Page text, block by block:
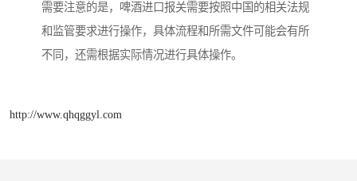
需要注意的是，啤酒进口报关需要按照中国的相关法规
和监管要求进行操作，具体流程和所需文件可能会有所
不同，还需根据实际情况进行具体操作。
http://www.qhqggyl.com